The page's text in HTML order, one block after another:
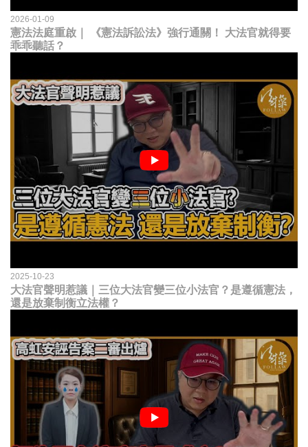
2026-01-09
憲法法庭重啟｜ 《憲法訴訟法》強行通關！ 大法官就得要
乖乖聽話？
2025-10-23
大法官聲明惹議｜三位大法官變三位小法官？是遵循憲法，
還是放棄制衡立法權？